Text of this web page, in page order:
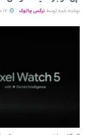
نوشته شده توسط نرگس چالوک